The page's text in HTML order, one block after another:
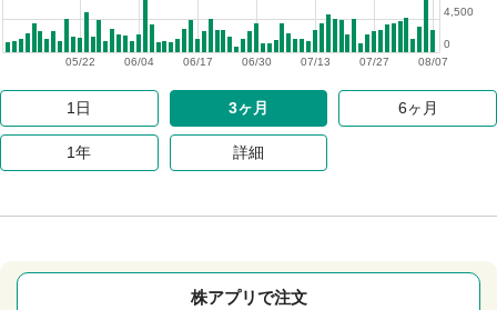
08/07
07/27
07/13
06/30
06/17
06/04
05/22
0
4,500
1日 3ヶ月 6ヶ月
1年 詳細
株アプリで注文